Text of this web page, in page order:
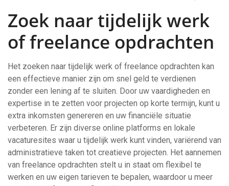
Zoek naar tijdelijk werk
of freelance opdrachten
Het zoeken naar tijdelijk werk of freelance opdrachten kan
een effectieve manier zijn om snel geld te verdienen
zonder een lening af te sluiten. Door uw vaardigheden en
expertise in te zetten voor projecten op korte termijn, kunt u
extra inkomsten genereren en uw financiële situatie
verbeteren. Er zijn diverse online platforms en lokale
vacaturesites waar u tijdelijk werk kunt vinden, variërend van
administratieve taken tot creatieve projecten. Het aannemen
van freelance opdrachten stelt u in staat om flexibel te
werken en uw eigen tarieven te bepalen, waardoor u meer